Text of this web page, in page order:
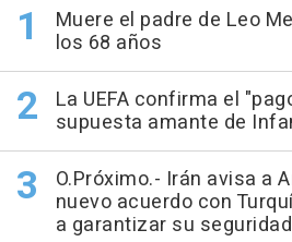
Muere el padre de Leo
los 68 años
La UEFA confirma el
supuesta amante de
O.Próximo.- Irán avisa a
nuevo acuerdo con
a garantizar su seguridad